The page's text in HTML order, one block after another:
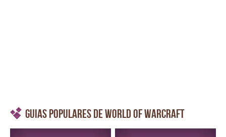
Guias Populares de World of Warcraft